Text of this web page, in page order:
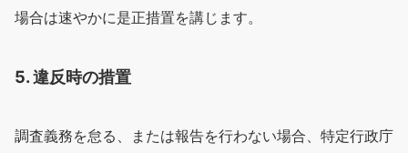
場合は速やかに是正措置を講じます。
5. 違反時の措置
調査義務を怠る、または報告を行わない場合、特定行政庁